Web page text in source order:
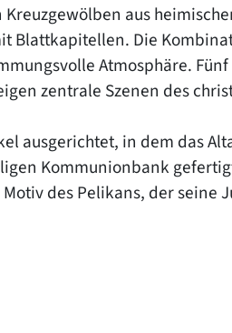
aus
Blattkapitellen. Die
Atmosphäre.
zentrale Szenen des
ausgerichtet, in dem das
Kommunionbank
des Pelikans, der seine